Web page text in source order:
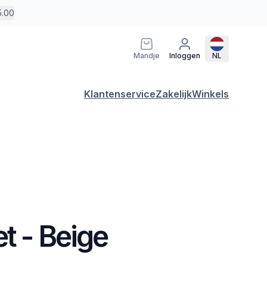
Mandje Inloggen NL
KlantenserviceZakelijkWinkels
- Beige